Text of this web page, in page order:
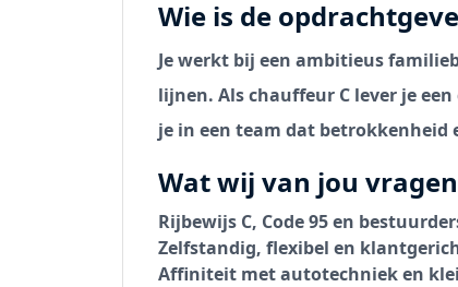
Wie is de
Je werkt bij een ambitieus
lijnen. Alschauffeur C lever je
je in een team dat
Wat wij van jou vragen
Rijbewijs C, Code 95 en
Zelfstandig, flexibel en
Affiniteit met autotechniek en